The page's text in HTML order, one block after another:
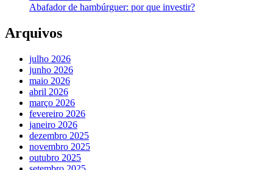
Abafador de hambúrguer: por que investir?
Arquivos
julho 2026
junho 2026
maio 2026
abril 2026
março 2026
fevereiro 2026
janeiro 2026
dezembro 2025
novembro 2025
outubro 2025